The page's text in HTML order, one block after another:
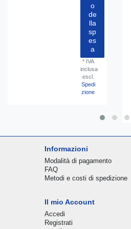
o
de
lla
sp
es
a
* IVA
inclusa
escl.
Spedi
zione
Informazioni
Modalità di pagamento
FAQ
Metodi e costi di spedizione
Il mio Account
Accedi
Registrati